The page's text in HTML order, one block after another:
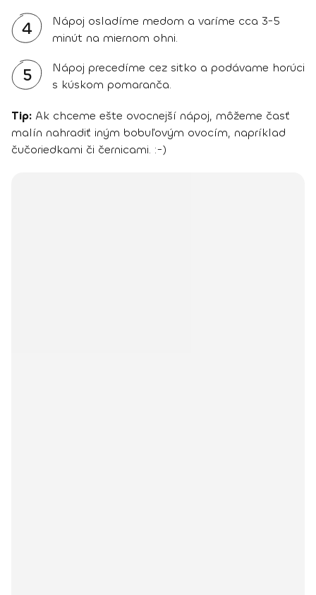
4
Nápoj osladíme medom a varíme cca 3-5
minút na miernom ohni.
5
Nápoj precedíme cez sitko a podávame horúci
s kúskom pomaranča.
Tip: Ak chceme ešte ovocnejší nápoj, môžeme časť
malín nahradiť iným bobuľovým ovocím, napríklad
čučoriedkami či černicami. :-)